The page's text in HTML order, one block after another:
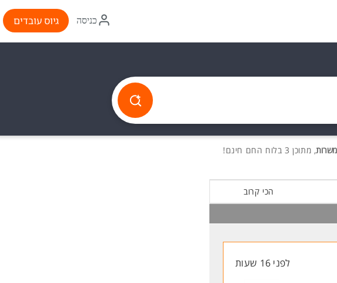
איקון
התחברות
כניסה גיוס עובדים
, מתוכן 3 בלוח החם חינם!
הכי קרוב
לפני 16 שעות